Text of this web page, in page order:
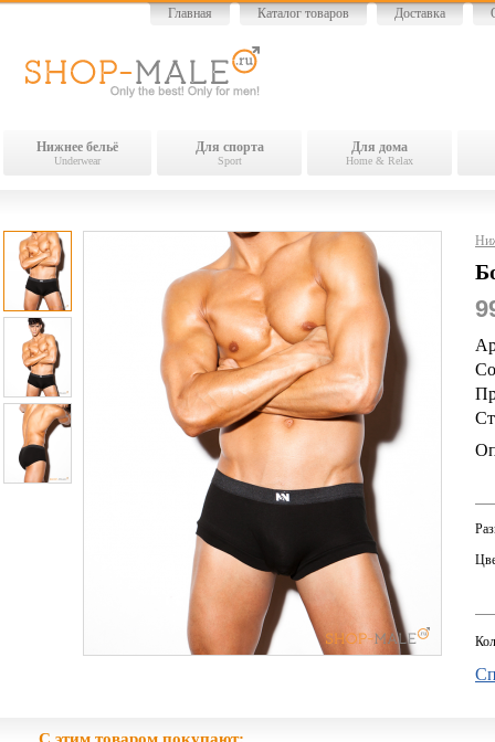
Главная Каталог товаров Доставка
Нижнее бельё
Underwear
Для спорта
Sport
Для дома
Home & Relax